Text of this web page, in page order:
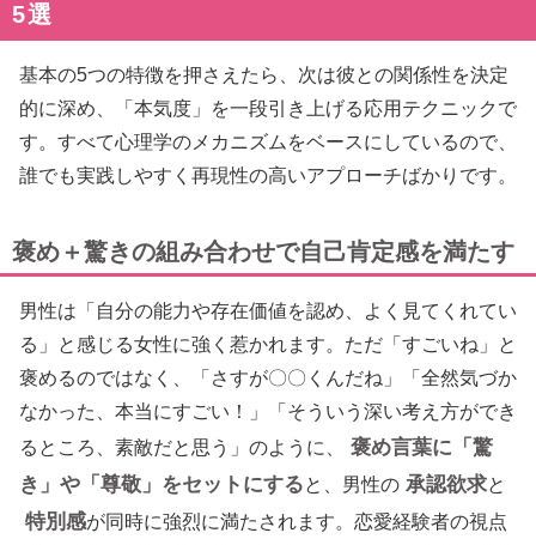
5選
基本の5つの特徴を押さえたら、次は彼との関係性を決定
的に深め、「本気度」を一段引き上げる応用テクニックで
す。すべて心理学のメカニズムをベースにしているので、
誰でも実践しやすく再現性の高いアプローチばかりです。
褒め＋驚きの組み合わせで自己肯定感を満たす
男性は「自分の能力や存在価値を認め、よく見てくれてい
る」と感じる女性に強く惹かれます。ただ「すごいね」と
褒めるのではなく、「さすが〇〇くんだね」「全然気づか
なかった、本当にすごい！」「そういう深い考え方ができ
るところ、素敵だと思う」のように、
褒め言葉に「驚
き」や「尊敬」をセットにすると、男性の 承認欲求と
特別感が同時に強烈に満たされます。恋愛経験者の視点